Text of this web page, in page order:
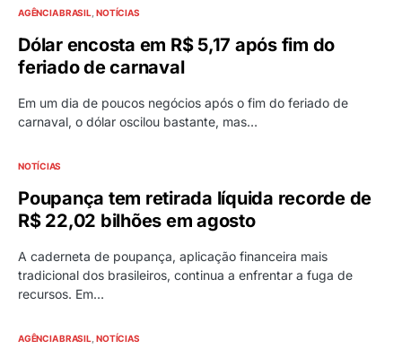
AGÊNCIA BRASIL NOTÍCIAS
Dólar encosta em R$ 5,17 após fim do
feriado de carnaval
Em um dia de poucos negócios após o fim do feriado de
carnaval, o dólar oscilou bastante, mas…
NOTÍCIAS
Poupança tem retirada líquida recorde de
R$ 22,02 bilhões em agosto
A caderneta de poupança, aplicação financeira mais
tradicional dos brasileiros, continua a enfrentar a fuga de
recursos. Em…
AGÊNCIA BRASIL NOTÍCIAS